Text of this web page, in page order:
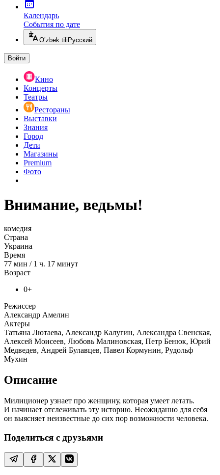
Календарь
События по дате
O’zbek tili Русский
Войти
Кино
Концерты
Театры
Рестораны
Выставки
Знания
Город
Дети
Магазины
Premium
Фото
Внимание, ведьмы!
комедия
Страна
Украина
Время
77 мин / 1 ч. 17 минут
Возраст
0+
Режиссер
Александр Амелин
Актеры
Татьяна Лютаева, Александр Калугин, Александра Свенская,
Алексей Моисеев, Любовь Малиновская, Петр Бенюк, Юрий
Медведев, Андрей Булавцев, Павел Кормунин, Рудольф
Мухин
Описание
Милиционер узнает про женщину, которая умеет летать.
И начинает отслеживать эту историю. Неожиданно для себя
он выясняет неизвестные до сих пор возможности человека.
Поделиться с друзьями